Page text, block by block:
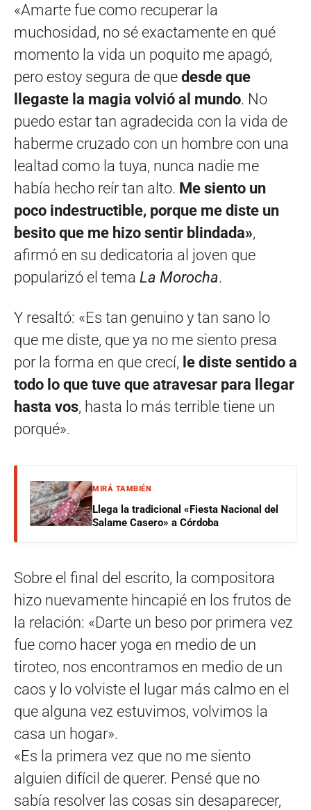
«Amarte fue como recuperar la
muchosidad, no sé exactamente en qué
momento la vida un poquito me apagó,
pero estoy segura de que desde que
llegaste la magia volvió al mundo. No
puedo estar tan agradecida con la vida de
haberme cruzado con un hombre con una
lealtad como la tuya, nunca nadie me
había hecho reír tan alto. Me siento un
poco indestructible, porque me diste un
besito que me hizo sentir blindada»,
afirmó en su dedicatoria al joven que
popularizó el tema La Morocha.
Y resaltó: «Es tan genuino y tan sano lo
que me diste, que ya no me siento presa
por la forma en que crecí, le diste sentido a
todo lo que tuve que atravesar para llegar
hasta vos, hasta lo más terrible tiene un
porqué».
MIRÁ TAMBIÉN
Llega la tradicional «Fiesta Nacional del
Salame Casero» a Córdoba
Sobre el final del escrito, la compositora
hizo nuevamente hincapié en los frutos de
la relación: «Darte un beso por primera vez
fue como hacer yoga en medio de un
tiroteo, nos encontramos en medio de un
caos y lo volviste el lugar más calmo en el
que alguna vez estuvimos, volvimos la
casa un hogar».
«Es la primera vez que no me siento
alguien difícil de querer. Pensé que no
sabía resolver las cosas sin desaparecer,